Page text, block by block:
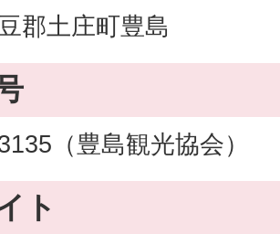
郡土庄町豊島
（豊島観光協会）
ト